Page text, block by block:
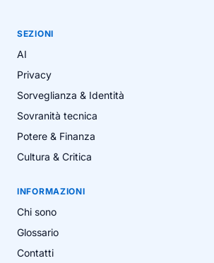
SEZIONI
AI
Privacy
Sorveglianza & Identità
Sovranità tecnica
Potere & Finanza
Cultura & Critica
INFORMAZIONI
Chi sono
Glossario
Contatti